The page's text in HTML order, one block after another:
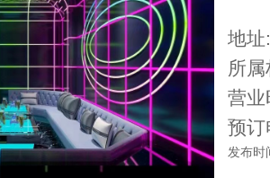
地址
所
营业
预订
发布时